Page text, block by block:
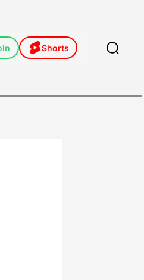
Shorts